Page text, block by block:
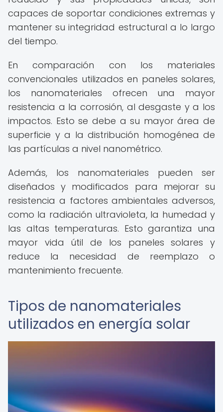
capaces de soportar condiciones extremas y
mantener su integridad estructural a lo largo
del tiempo.
En comparación con los materiales
convencionales utilizados en paneles solares,
los nanomateriales ofrecen una mayor
resistencia a la corrosión, al desgaste y a los
impactos. Esto se debe a su mayor área de
superficie y a la distribución homogénea de
las partículas a nivel nanométrico.
Además, los nanomateriales pueden ser
diseñados y modificados para mejorar su
resistencia a factores ambientales adversos,
como la radiación ultravioleta, la humedad y
las altas temperaturas. Esto garantiza una
mayor vida útil de los paneles solares y
reduce la necesidad de reemplazo o
mantenimiento frecuente.
Tipos de nanomateriales
utilizados en energía solar